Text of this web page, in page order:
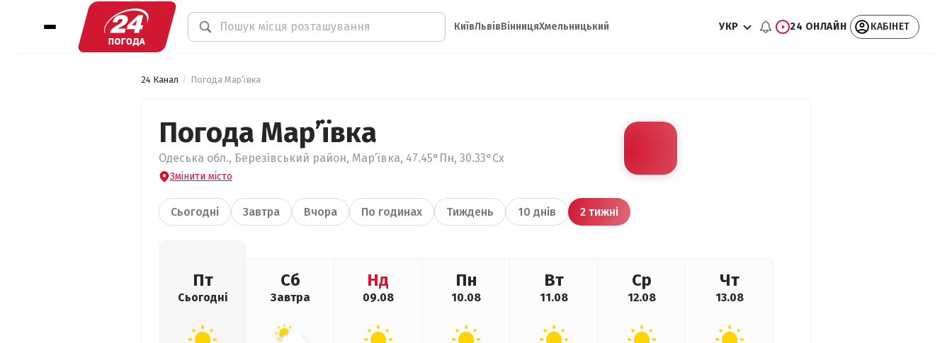
КиївЛьвівВінницяХмельницький УКР 24 ОНЛАЙН КАБІНЕТ
24 Канал Погода Мар’ївка
Погода Мар’ївка
Одеська обл., Березівський район, Мар’ївка, 47.45°Пн, 30.33°Сх
Змінити місто
Сьогодні Завтра Вчора По годинах Тиждень 10 днів 2 тижні
Пт
Сьогодні
Сб
Завтра
Нд
09.08
Пн
10.08
Вт
11.08
Ср
12.08
Чт
13.08